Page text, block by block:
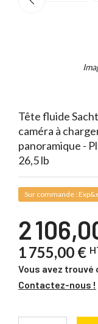
Tête fluide
caméra à
panoramique -
26,5 lb
Sur commande :
2
1 755,00 €
Vous avez trouvé
Contactez-nous !